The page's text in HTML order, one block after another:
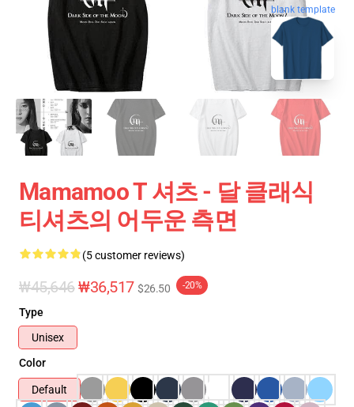
blank template
Mamamoo T 셔츠 - 달 클래식
티셔츠의 어두운 측면
(5 customer reviews)
₩45,646₩36,517 $26.50 -20%
Type
Unisex
Color
Default